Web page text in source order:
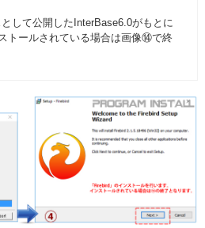
して公開したInterBase6.0がもとに
トールされている場合は画像⑭で終